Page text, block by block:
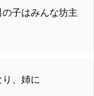
子はみんな坊主
、姉に